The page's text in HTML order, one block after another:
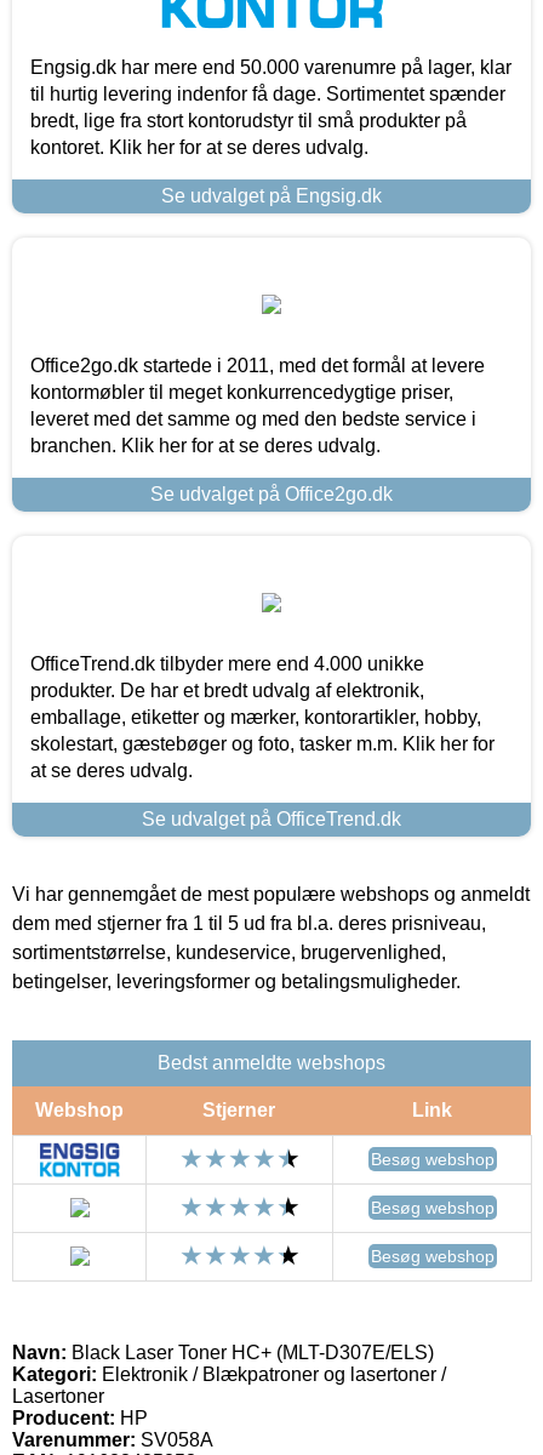
Engsig.dk har mere end 50.000 varenumre på lager, klar
til hurtig levering indenfor få dage. Sortimentet spænder
bredt, lige fra stort kontorudstyr til små produkter på
kontoret. Klik her for at se deres udvalg.
Se udvalget på Engsig.dk
Office2go.dk startede i 2011, med det formål at levere
kontormøbler til meget konkurrencedygtige priser,
leveret med det samme og med den bedste service i
branchen. Klik her for at se deres udvalg.
Se udvalget på Office2go.dk
OfficeTrend.dk tilbyder mere end 4.000 unikke
produkter. De har et bredt udvalg af elektronik,
emballage, etiketter og mærker, kontorartikler, hobby,
skolestart, gæstebøger og foto, tasker m.m. Klik her for
at se deres udvalg.
Se udvalget på OfficeTrend.dk
Vi har gennemgået de mest populære webshops og anmeldt
dem med stjerner fra 1 til 5 ud fra bl.a. deres prisniveau,
sortimentstørrelse, kundeservice, brugervenlighed,
betingelser, leveringsformer og betalingsmuligheder.
Bedst anmeldte webshops
Webshop Stjerner Link
Besøg webshop
Besøg webshop
Besøg webshop
Navn: Black Laser Toner HC+ (MLT-D307E/ELS)
Kategori: Elektronik / Blækpatroner og lasertoner /
Lasertoner
Producent: HP
Varenummer: SV058A